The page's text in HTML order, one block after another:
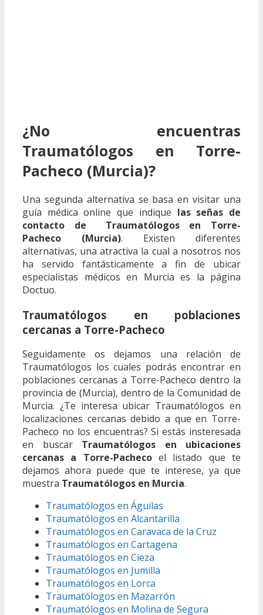
¿No encuentras
Traumatólogos en Torre-
Pacheco (Murcia)?
Una segunda alternativa se basa en visitar una
guía médica online que indique las señas de
contacto de Traumatólogos en Torre-
Pacheco (Murcia). Existen diferentes
alternativas, una atractiva la cual a nosotros nos
ha servido fantásticamente a fin de ubicar
especialistas médicos en Murcia es la página
Doctuo.
Traumatólogos en poblaciones
cercanas a Torre-Pacheco
Seguidamente os dejamos una relación de
Traumatólogos los cuales podrás encontrar en
poblaciones cercanas a Torre-Pacheco dentro la
provincia de (Murcia), dentro de la Comunidad de
Murcia. ¿Te interesa ubicar Traumatólogos en
localizaciones cercanas debido a que en Torre-
Pacheco no los encuentras? Si estás insteresada
en buscar Traumatólogos en ubicaciones
cercanas a Torre-Pachecoel listado que te
dejamos ahora puede que te interese, ya que
muestra Traumatólogos en Murcia.
Traumatólogos en Águilas
Traumatólogos en Alcantarilla
Traumatólogos en Caravaca de la Cruz
Traumatólogos en Cartagena
Traumatólogos en Cieza
Traumatólogos en Jumilla
Traumatólogos en Lorca
Traumatólogos en Mazarrón
Traumatólogos en Molina de Segura